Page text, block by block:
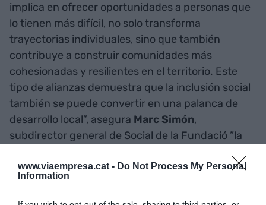
www.viaempresa.cat - Do Not Process My Personal
Information
implica en ofrecer oportunidades a personas que
lo tienen más difícil, no solo transforma
trayectorias individuales, sino que también
contribuye a construir comunidades más
cohesionadas y resilientes en el territorio. Este
tipo de alianzas demuestra que la inclusión social
también se puede convertir en una palanca de
desarrollo local”, asegura Marc Simón,
subdirector general de Social de la Fundació ”la